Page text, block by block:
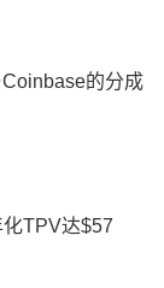
的分成
TPV达$57